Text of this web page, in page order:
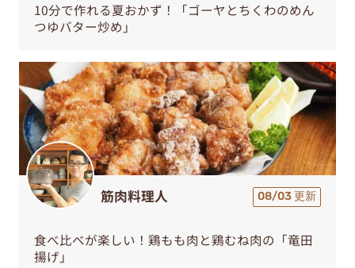
10分で作れる夏おかず！「ゴーヤとちくわのめん
つゆバター炒め」
筋肉料理人 08/03 更新
食べ比べが楽しい！鶏もも肉と鶏むね肉の「竜田
揚げ」